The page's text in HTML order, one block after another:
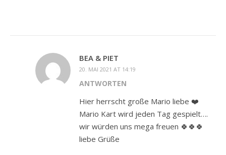
BEA & PIET
20. MAI 2021 AT 14:19
ANTWORTEN
Hier herrscht große Mario liebe ❤️
Mario Kart wird jeden Tag gespielt….
wir würden uns mega freuen 🍀🍀🍀
liebe Grüße